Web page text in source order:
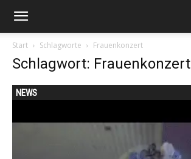
Start Schlagworte Frauenkonzert
Schlagwort: Frauenkonzert
NEWS